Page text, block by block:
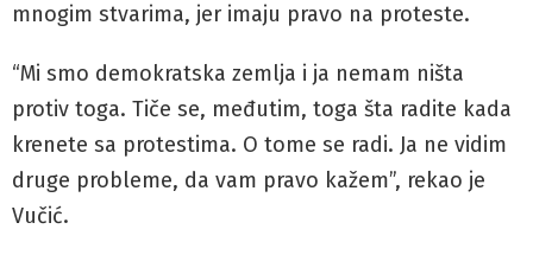
mnogim stvarima, jer imaju pravo na proteste.
“Mi smo demokratska zemlja i ja nemam ništa
protiv toga. Tiče se, međutim, toga šta radite kada
krenete sa protestima. O tome se radi. Ja ne vidim
druge probleme, da vam pravo kažem”, rekao je
Vučić.